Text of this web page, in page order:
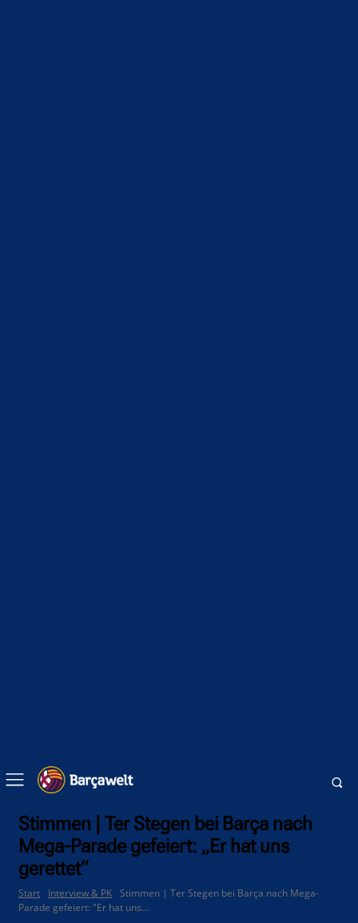
Stimmen | Ter Stegen bei Barça nach
Mega-Parade gefeiert: „Er hat uns
gerettet“
Start Interview & PK Stimmen | Ter Stegen bei Barça nach Mega-
Parade gefeiert: "Er hat uns...